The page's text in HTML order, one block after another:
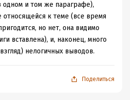
одном и том же параграфе),
к теме (все время
но нет, она видимо
вставлена), и, наконец, много
нелогичных выводов.
Поделиться